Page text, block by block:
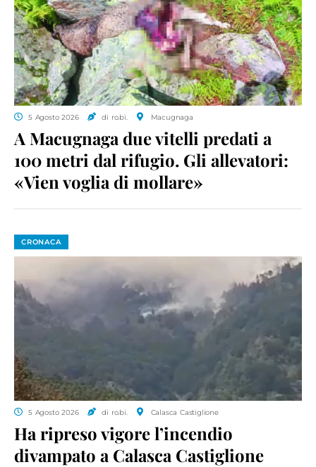
5 Agosto 2026 di ro.bi. Macugnaga
A Macugnaga due vitelli predati a
100 metri dal rifugio. Gli allevatori:
«Vien voglia di mollare»
CRONACA
5 Agosto 2026 di ro.bi. Calasca Castiglione
Ha ripreso vigore l’incendio
divampato a Calasca Castiglione